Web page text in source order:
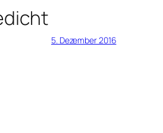
5. Dezember 2016